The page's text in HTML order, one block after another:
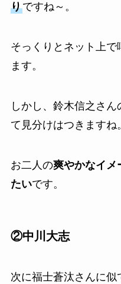
りですね～。
そっくりとネット上で
ます。
しかし、鈴木信之さ
て見分けはつきますね。
お二人の爽やかなイメ
たいです。
②中川大志
次に福士蒼汰さんに似